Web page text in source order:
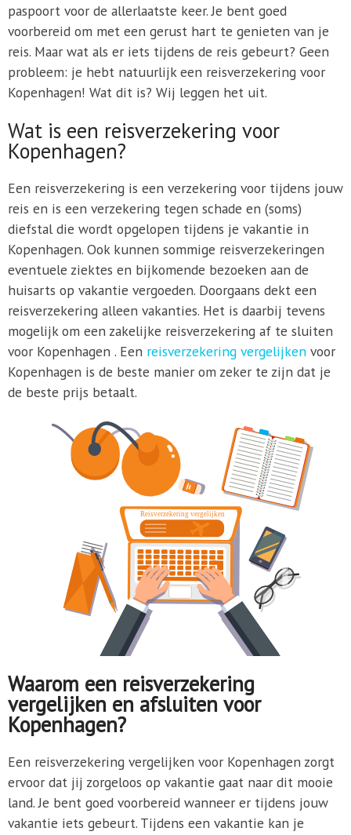
paspoort voor de allerlaatste keer. Je bent goed
voorbereid om met een gerust hart te genieten van je
reis. Maar wat als er iets tijdens de reis gebeurt? Geen
probleem: je hebt natuurlijk een reisverzekering voor
Kopenhagen! Wat dit is? Wij leggen het uit.
Wat is een reisverzekering voor
Kopenhagen?
Een reisverzekering is een verzekering voor tijdens jouw
reis en is een verzekering tegen schade en (soms)
diefstal die wordt opgelopen tijdens je vakantie in
Kopenhagen. Ook kunnen sommige reisverzekeringen
eventuele ziektes en bijkomende bezoeken aan de
huisarts op vakantie vergoeden. Doorgaans dekt een
reisverzekering alleen vakanties. Het is daarbij tevens
mogelijk om een zakelijke reisverzekering af te sluiten
voor Kopenhagen . Een reisverzekering vergelijkenvoor
Kopenhagen is de beste manier om zeker te zijn dat je
de beste prijs betaalt.
Waarom een reisverzekering
vergelijken en afsluiten voor
Kopenhagen?
Een reisverzekering vergelijken voor Kopenhagen zorgt
ervoor dat jij zorgeloos op vakantie gaat naar dit mooie
land. Je bent goed voorbereid wanneer er tijdens jouw
vakantie iets gebeurt. Tijdens een vakantie kan je